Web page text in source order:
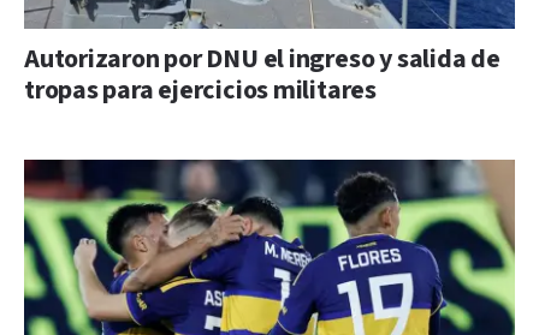
Autorizaron por DNU el ingreso y salida de
tropas para ejercicios militares